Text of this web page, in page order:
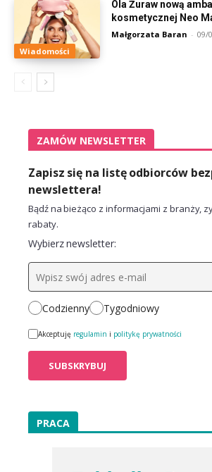
Wiadomości
Ola Żuraw nową
kosmetycznej Neo
Małgorzata Baran - 09/
ZAMÓW NEWSLETTER
Zapisz się na listę odbiorców
newslettera!
Bądź na bieżąco z informacjami z branży,
rabaty.
Wybierz newsletter:
Codzienny Tygodniowy
Akceptuję regulamin i politykę prywatności
PRACA